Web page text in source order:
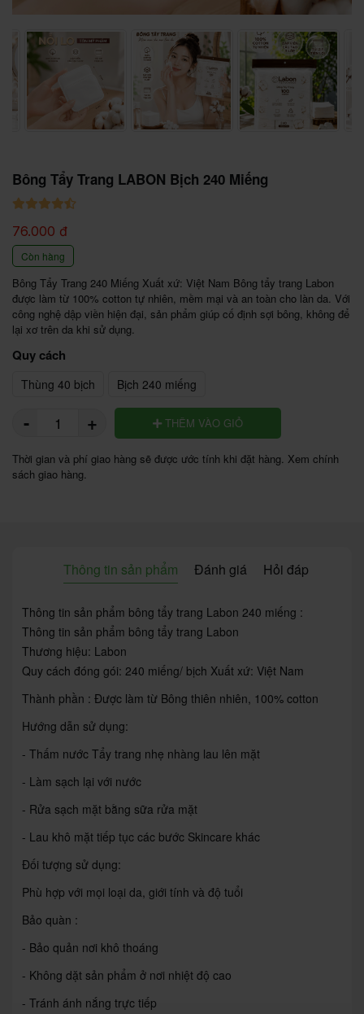
Bông Tẩy Trang LABON Bịch 240 Miếng
76.000 đ
Còn hàng
Bông Tẩy Trang 240 Miếng Xuất xứ: Việt Nam Bông tẩy trang Labon
được làm từ 100% cotton tự nhiên, mềm mại và an toàn cho làn da. Với
công nghệ dập viền hiện đại, sản phẩm giúp cố định sợi bông, không để
lại xơ trên da khi sử dụng.
Quy cách
Thùng 40 bịch Bịch 240 miếng
- + THÊM VÀO GIỎ
Thời gian và phí giao hàng sẽ được ước tính khi đặt hàng. Xem chính
sách giao hàng.
Thông tin sản phẩm Đánh giá Hỏi đáp
Thông tin sản phẩm bông tẩy trang Labon 240 miếng :
Thông tin sản phẩm bông tẩy trang Labon
Thương hiệu: Labon
Quy cách đóng gói: 240 miếng/ bịch Xuất xứ: Việt Nam
Thành phần : Được làm từ Bông thiên nhiên, 100% cotton
Hướng dẫn sử dụng:
- Thấm nước Tẩy trang nhẹ nhàng lau lên mặt
- Làm sạch lại với nước
- Rửa sạch mặt bằng sữa rửa mặt
- Lau khô mặt tiếp tục các bước Skincare khác
Đối tượng sử dụng:
Phù hợp với mọi loại da, giới tính và độ tuổi
Bảo quàn :
- Bảo quản nơi khô thoáng
- Không dặt sản phẩm ở nơi nhiệt độ cao
- Tránh ánh nắng trực tiếp